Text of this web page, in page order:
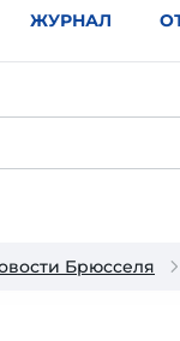
ЖУРНАЛ
Брюсселя